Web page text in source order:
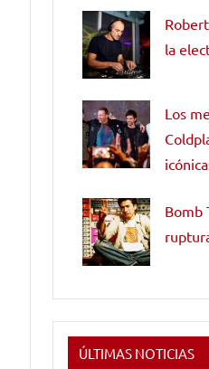
la
Los
Bomb
ÚLTIMAS NOTICIAS